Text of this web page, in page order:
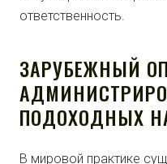
ответственность.
ЗАРУБЕЖНЫЙ
ПОДОХОДНЫХ
В мировой практике